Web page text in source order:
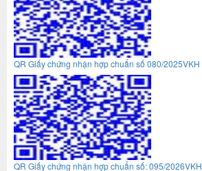
QR Giấy chứng nhận hợp chuẩn số 080/2025VKH
QR Giấy chứng nhận hợp chuẩn số: 095/2026VKH